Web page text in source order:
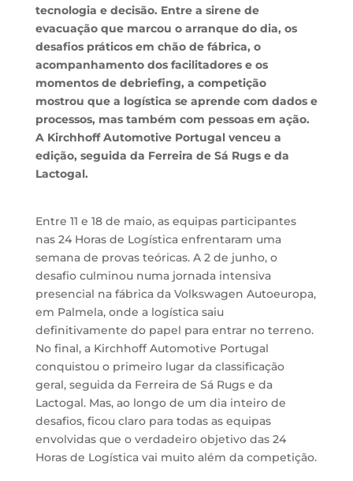
tecnologia e decisão. Entre a sirene de
evacuação que marcou o arranque do dia, os
desafios práticos em chão de fábrica, o
acompanhamento dos facilitadores e os
momentos de debriefing, a competição
mostrou que a logística se aprende com dados e
processos, mas também com pessoas em ação.
A Kirchhoff Automotive Portugal venceu a
edição, seguida da Ferreira de Sá Rugs e da
Lactogal.
Entre 11 e 18 de maio, as equipas participantes
nas 24 Horas de Logística enfrentaram uma
semana de provas teóricas. A 2 de junho, o
desafio culminou numa jornada intensiva
presencial na fábrica da Volkswagen Autoeuropa,
em Palmela, onde a logística saiu
definitivamente do papel para entrar no terreno.
No final, a Kirchhoff Automotive Portugal
conquistou o primeiro lugar da classificação
geral, seguida da Ferreira de Sá Rugs e da
Lactogal. Mas, ao longo de um dia inteiro de
desafios, ficou claro para todas as equipas
envolvidas que o verdadeiro objetivo das 24
Horas de Logística vai muito além da competição.